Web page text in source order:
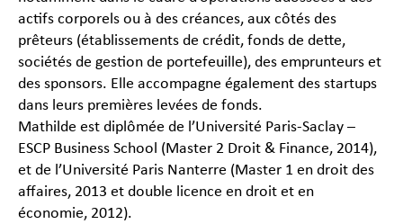
actifs corporels ou à des créances, aux côtés des
prêteurs (établissements de crédit, fonds de dette,
sociétés de gestion de portefeuille), des emprunteurs et
des sponsors. Elle accompagne également des startups
dans leurs premières levées de fonds.
Mathilde est diplômée de l’Université Paris-Saclay –
ESCP Business School (Master 2 Droit & Finance, 2014),
et de l’Université Paris Nanterre (Master 1 en droit des
affaires, 2013 et double licence en droit et en
économie, 2012).